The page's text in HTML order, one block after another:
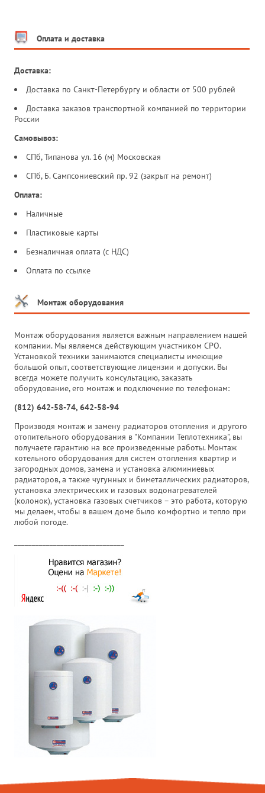
Оплата и доставка
Доставка:
Доставка по Санкт-Петербургу и области от 500 рублей
Доставка заказов транспортной компанией по территории
России
Самовывоз:
СПб, Типанова ул. 16 (м) Московская
СПб, Б. Сампсониевский пр. 92 (закрыт на ремонт)
Оплата:
Наличные
Пластиковые карты
Безналичная оплата (с НДС)
Оплата по ссылке
Монтаж оборудования
Монтаж оборудования является важным направлением нашей
компании. Мы являемся действующим участником СРО.
Установкой техники занимаются специалисты имеющие
большой опыт, соответствующие лицензии и допуски. Вы
всегда можете получить консультацию, заказать
оборудование, его монтаж и подключение по телефонам:
(812) 642-58-74, 642-58-94
Производя монтаж и замену радиаторов отопления и другого
отопительного оборудования в "Компании Теплотехника", вы
получаете гарантию на все произведенные работы. Монтаж
котельного оборудования для систем отопления квартир и
загородных домов, замена и установка алюминиевых
радиаторов, а также чугунных и биметаллических радиаторов,
установка электрических и газовых водонагревателей
(колонок), установка газовых счетчиков – это работа, которую
мы делаем, чтобы в вашем доме было комфортно и тепло при
любой погоде.